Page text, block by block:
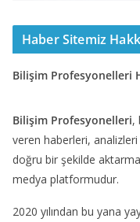
Haber Sitemiz
Bilişim Profesyonelleri
Bilişim Profesyonelleri,
veren haberleri, analizleri
doğru bir şekilde
medya platformudur.
2020 yılından bu yana